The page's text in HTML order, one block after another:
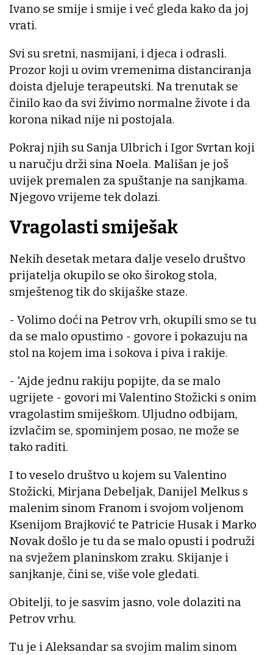
Ivano se smije i smije i već gleda kako da joj
vrati.
Svi su sretni, nasmijani, i djeca i odrasli.
Prozor koji u ovim vremenima distanciranja
doista djeluje terapeutski. Na trenutak se
činilo kao da svi živimo normalne živote i da
korona nikad nije ni postojala.
Pokraj njih su Sanja Ulbrich i Igor Svrtan koji
u naručju drži sina Noela. Mališan je još
uvijek premalen za spuštanje na sanjkama.
Njegovo vrijeme tek dolazi.
Vragolasti smiješak
Nekih desetak metara dalje veselo društvo
prijatelja okupilo se oko širokog stola,
smještenog tik do skijaške staze.
- Volimo doći na Petrov vrh, okupili smo se tu
da se malo opustimo - govore i pokazuju na
stol na kojem ima i sokova i piva i rakije.
- 'Ajde jednu rakiju popijte, da se malo
ugrijete - govori mi Valentino Stožicki s onim
vragolastim smiješkom. Uljudno odbijam,
izvlačim se, spominjem posao, ne može se
tako raditi.
I to veselo društvo u kojem su Valentino
Stožicki, Mirjana Debeljak, Danijel Melkus s
malenim sinom Franom i svojom voljenom
Ksenijom Brajković te Patricie Husak i Marko
Novak došlo je tu da se malo opusti i podruži
na svježem planinskom zraku. Skijanje i
sanjkanje, čini se, više vole gledati.
Obitelji, to je sasvim jasno, vole dolaziti na
Petrov vrhu.
Tu je i Aleksandar sa svojim malim sinom